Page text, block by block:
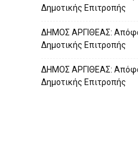
Δημοτικής Επιτροπής
ΔΗΜΟΣ ΑΡΓΙΘΕΑΣ:
Δημοτικής Επιτροπής
ΔΗΜΟΣ ΑΡΓΙΘΕΑΣ:
Δημοτικής Επιτροπής